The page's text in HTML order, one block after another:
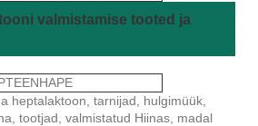
valmistamise tooted ja
heptalaktoon, tarnijad, hulgimüük,
tootjad, valmistatud Hiinas, madal